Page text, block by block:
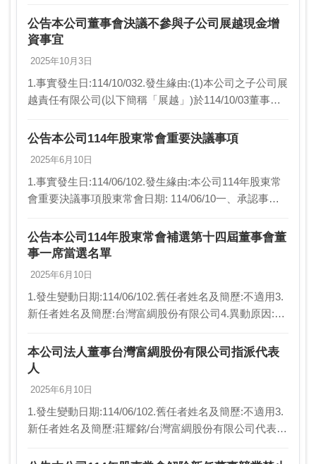
事：展琪投資股份有限公司法人代表人…
公告本公司董事會決議不參與子公司展越現金增
資事宜
2025年10月3日
1.事實發生日:114/10/032.發生緣由:(1)本公司之子公司展
越責任有限公司(以下簡稱「展越」)於114/10/03董事會
發展所需並引進外…
公告本公司114年股東常會重要決議事項
2025年6月10日
1.事實發生日:114/06/102.發生緣由:本公司114年股東常
會重要決議事項股東常會日期: 114/06/10一、承認事項
年度虧損撥…
公告本公司114年股東常會補選第十四屆董事會董
事一席當選名單
2025年6月10日
1.發生變動日期:114/06/102.舊任者姓名及簡歷:不適用3.
新任者姓名及簡歷:台灣富綢股份有限公司4.異動原因:補
期（例xx…
本公司法人董事台灣富綢股份有限公司指派代表
人
2025年6月10日
1.發生變動日期:114/06/102.舊任者姓名及簡歷:不適用3.
新任者姓名及簡歷:莊耀銘/台灣富綢股份有限公司代表人